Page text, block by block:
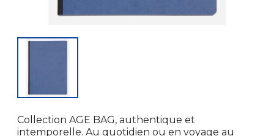
Collection AGE BAG, authentique et
intemporelle. Au quotidien ou en voyage au